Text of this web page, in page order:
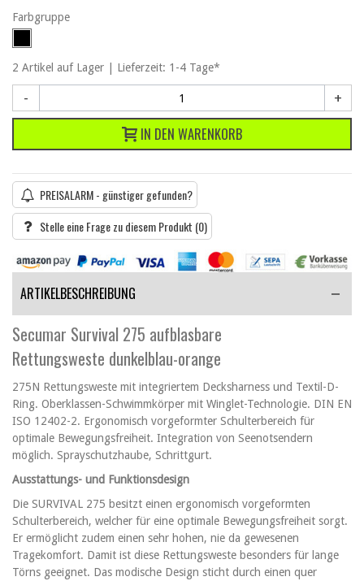
Farbgruppe
2 Artikel auf Lager | Lieferzeit: 1-4 Tage*
- +
IN DEN WARENKORB
PREISALARM - günstiger gefunden?
Stelle eine Frage zu diesem Produkt (0)
ARTIKELBESCHREIBUNG
Secumar Survival 275 aufblasbare
Rettungsweste dunkelblau-orange
275N Rettungsweste mit integriertem Decksharness und Textil-D-
Ring. Oberklassen-Schwimmkörper mit Winglet-Technologie. DIN EN
ISO 12402-2. Ergonomisch vorgeformter Schulterbereich für
optimale Bewegungsfreiheit. Integration von Seenotsendern
möglich. Sprayschutzhaube, Schrittgurt.
Ausstattungs- und Funktionsdesign
Die SURVIVAL 275 besitzt einen ergonomisch vorgeformten
Schulterbereich, welcher für eine optimale Bewegungsfreiheit sorgt.
Er ermöglicht zudem einen sehr hohen, nie da gewesenen
Tragekomfort. Damit ist diese Rettungsweste besonders für lange
Törns geeignet. Das modische Design sticht durch einen quer